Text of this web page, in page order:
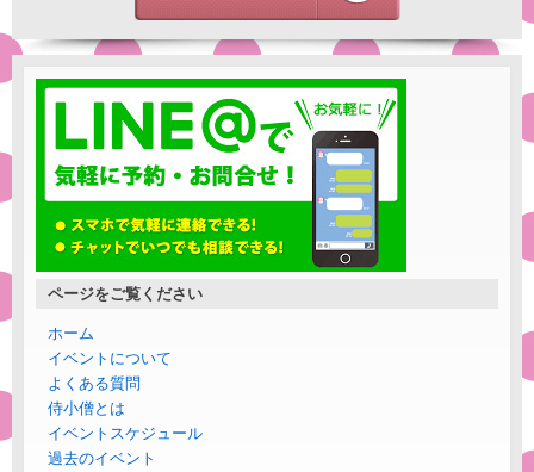
ページをご覧ください
ホーム
イベントについて
よくある質問
侍小僧とは
イベントスケジュール
過去のイベント